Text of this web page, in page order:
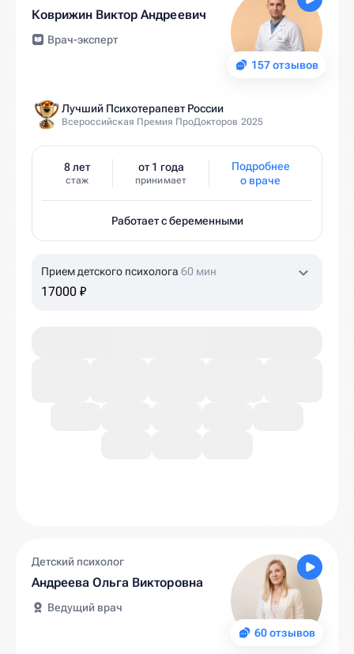
157 отзывов
Коврижин Виктор Андреевич
Врач-эксперт
Лучший Психотерапевт России
Всероссийская Премия ПроДокторов 2025
8 лет
стаж
от 1 года
принимает
Подробнее
о враче
Работает с беременными
Прием детского психолога 60 мин
17000 ₽
60 отзывов
Детский психолог
Андреева Ольга Викторовна
Ведущий врач